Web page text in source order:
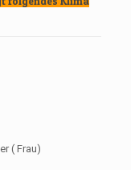
( Frau)